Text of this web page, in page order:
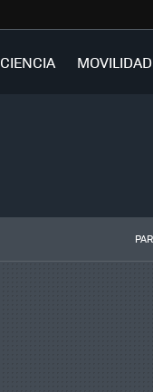
CIENCIA MOVILIDAD